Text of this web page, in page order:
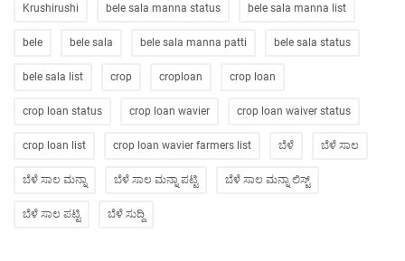
Krushirushi bele sala manna status bele sala manna list
bele bele sala bele sala manna patti bele sala status
bele sala list crop croploan crop loan
crop loan status crop loan wavier crop loan waiver status
crop loan list crop loan wavier farmers list ಬೆಳೆ ಬೆಳೆ ಸಾಲ
ಬೆಳೆ ಸಾಲ ಮನ್ನಾ ಬೆಳೆ ಸಾಲ ಮನ್ನಾ ಪಟ್ಟಿ ಬೆಳೆ ಸಾಲ ಮನ್ನಾ ಲಿಸ್ಟ್
ಬೆಳೆ ಸಾಲ ಪಟ್ಟಿ ಬೆಳೆ ಸುದ್ದಿ